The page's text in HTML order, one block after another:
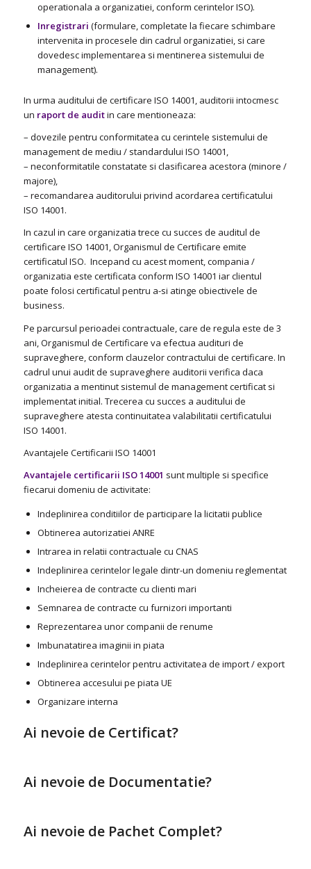
operationala a organizatiei, conform cerintelor ISO).
Inregistrari (formulare, completate la fiecare schimbare
intervenita in procesele din cadrul organizatiei, si care
dovedesc implementarea si mentinerea sistemului de
management).
In urma auditului de certificare ISO 14001, auditorii intocmesc
un raport de auditin care mentioneaza:
– dovezile pentru conformitatea cu cerintele sistemului de
management de mediu / standardului ISO 14001,
– neconformitatile constatate si clasificarea acestora (minore /
majore),
– recomandarea auditorului privind acordarea certificatului
ISO 14001.
In cazul in care organizatia trece cu succes de auditul de
certificare ISO 14001, Organismul de Certificare emite
certificatul ISO. Incepand cu acest moment, compania /
organizatia este certificata conform ISO 14001 iar clientul
poate folosi certificatul pentru a-si atinge obiectivele de
business.
Pe parcursul perioadei contractuale, care de regula este de 3
ani, Organismul de Certificare va efectua audituri de
supraveghere, conform clauzelor contractului de certificare. In
cadrul unui audit de supraveghere auditorii verifica daca
organizatia a mentinut sistemul de management certificat si
implementat initial. Trecerea cu succes a auditului de
supraveghere atesta continuitatea valabilitatii certificatului
ISO 14001.
Avantajele Certificarii ISO 14001
Avantajele certificarii ISO14001 sunt multiple si specifice
fiecarui domeniu de activitate:
Indeplinirea conditiilor de participare la licitatii publice
Obtinerea autorizatiei ANRE
Intrarea in relatii contractuale cu CNAS
Indeplinirea cerintelor legale dintr-un domeniu reglementat
Incheierea de contracte cu clienti mari
Semnarea de contracte cu furnizori importanti
Reprezentarea unor companii de renume
Imbunatatirea imaginii in piata
Indeplinirea cerintelor pentru activitatea de import / export
Obtinerea accesului pe piata UE
Organizare interna
Ai nevoie de Certificat?
Ai nevoie de Documentatie?
Ai nevoie de Pachet Complet?